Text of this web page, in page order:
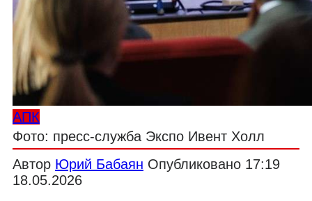
АПК
Фото: пресс-служба Экспо Ивент Холл
Автор Юрий Бабаян Опубликовано 17:19
18.05.2026